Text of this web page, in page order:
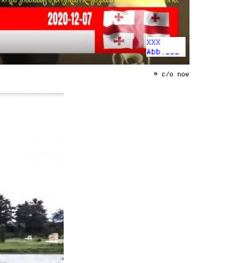
XXX
Abb.___
© c/o now